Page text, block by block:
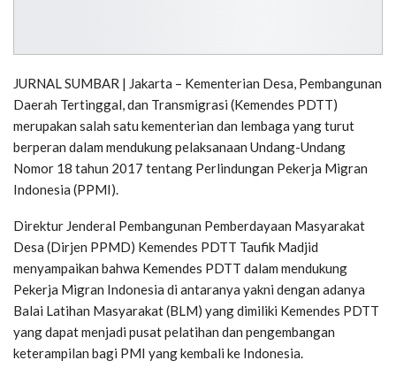
JURNAL SUMBAR | Jakarta – Kementerian Desa, Pembangunan
Daerah Tertinggal, dan Transmigrasi (Kemendes PDTT)
merupakan salah satu kementerian dan lembaga yang turut
berperan dalam mendukung pelaksanaan Undang-Undang
Nomor 18 tahun 2017 tentang Perlindungan Pekerja Migran
Indonesia (PPMI).
Direktur Jenderal Pembangunan Pemberdayaan Masyarakat
Desa (Dirjen PPMD) Kemendes PDTT Taufik Madjid
menyampaikan bahwa Kemendes PDTT dalam mendukung
Pekerja Migran Indonesia di antaranya yakni dengan adanya
Balai Latihan Masyarakat (BLM) yang dimiliki Kemendes PDTT
yang dapat menjadi pusat pelatihan dan pengembangan
keterampilan bagi PMI yang kembali ke Indonesia.